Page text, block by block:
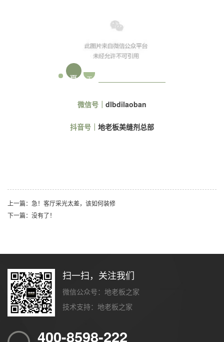
夏 天
微信号 ｜ dlbdilaoban
抖音号｜ 地老板美缝剂总部
上一篇：急！客厅采光太差，该如何装修
下一篇：没有了！
扫一扫，关注我们
微信公众号：地老板之家
技术支持： 地老板之家
400-8598-222